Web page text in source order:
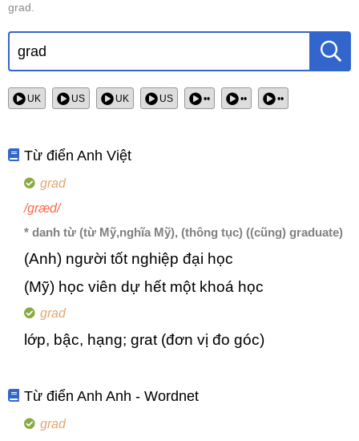
grad.
UK US UK US •• •• ••
Từ điển Anh Việt
grad
/græd/
* danh từ (từ Mỹ,nghĩa Mỹ), (thông tục) ((cũng) graduate)
(Anh) người tốt nghiệp đại học
(Mỹ) học viên dự hết một khoá học
grad
lớp, bậc, hạng; grat (đơn vị đo góc)
Từ điển Anh Anh - Wordnet
grad